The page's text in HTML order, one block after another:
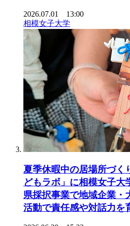
2026.07.01 13:00
相模女子大学
夏季休暇中の居場所づく
どもラボ」に相模女子大
県採択事業で地域企業・
活動で責任感や対話力を